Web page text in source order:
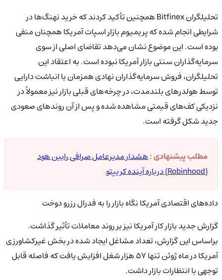
تحلیلگران Bitfinex همچنین تأکید کردند که خرید نهنگ‌ها در
شرایطی انجام شده که پریمیوم بازار اسپات آمریکا همچنان منفی
بوده است. این موضوع نشان می‌دهد تقاضای اصلی از سوی
سرمایه‌گذاران سنتی بازار آمریکا نبوده است. به اعتقاد این
تحلیلگران، فروش سرمایه‌گذاران نهادی همزمان با انباشت دارایی
توسط هولدرهای بلندمدت، در چرخه‌های قبلی بازار نیز معمولاً در
نزدیکی کف‌های قیمتی مشاهده شده و پس از آن روندهای صعودی
جدید شکل گرفته است.
مطلب پیشنهادی :هشدار مدیرعامل صرافی رابین هود
داده‌های اقتصادی آمریکا نگاه بازار را به فدرال رزرو دوخت
گزارش جدید بازار کار آمریکا نیز بر روند معاملات تأثیر گذاشت.
براساس این گزارش، تعداد مشاغل ایجاد شده در بخش غیرکشاورزی
آمریکا در ماه ژوئن تنها ۵۷ هزار شغل افزایش یافت که فاصله قابل
توجهی با انتظارات بازار داشت.